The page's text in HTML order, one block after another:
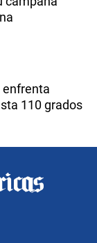
enfrenta
110 grados